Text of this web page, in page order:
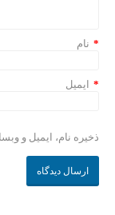
نام *
ایمیل *
ذخیره نام، ایمیل و